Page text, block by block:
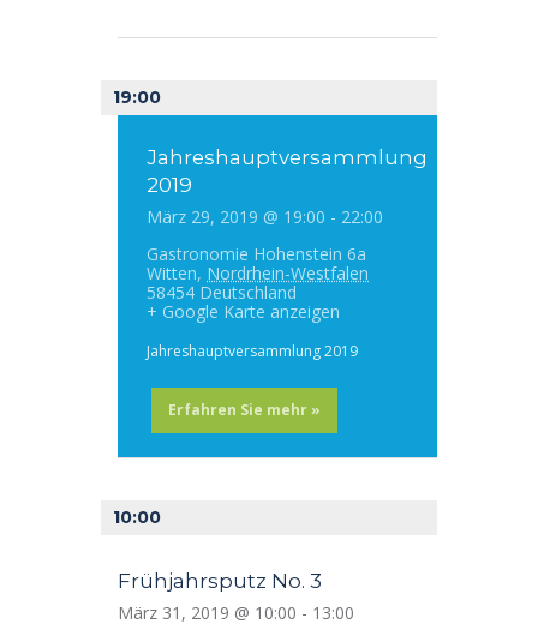
19:00
Jahreshauptversammlung
2019
März 29, 2019 @ 19:00 - 22:00
Gastronomie Hohenstein 6a
Witten, Nordrhein-Westfalen
58454 Deutschland
+ Google Karte anzeigen
Jahreshauptversammlung 2019
Erfahren Sie mehr »
10:00
Frühjahrsputz No. 3
März 31, 2019 @ 10:00 - 13:00